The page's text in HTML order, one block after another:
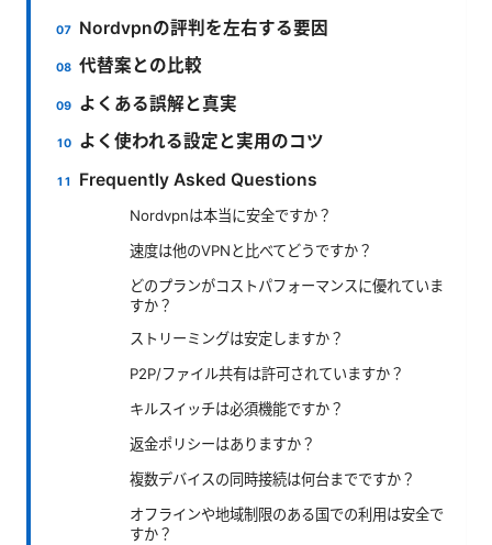
Nordvpnの評判を左右する要因
代替案との比較
よくある誤解と真実
よく使われる設定と実用のコツ
Frequently Asked Questions
Nordvpnは本当に安全ですか？
速度は他のVPNと比べてどうですか？
どのプランがコストパフォーマンスに優れていま
すか？
ストリーミングは安定しますか？
P2P/ファイル共有は許可されていますか？
キルスイッチは必須機能ですか？
返金ポリシーはありますか？
複数デバイスの同時接続は何台までですか？
オフラインや地域制限のある国での利用は安全で
すか？